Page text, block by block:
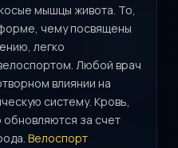
мышцы живота. То,
чему посвящены
легко
Любой врач
влиянии на
систему. Кровь,
за счет
Велоспорт